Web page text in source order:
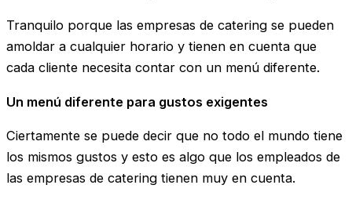
Tranquilo porque las empresas de catering se pueden
amoldar a cualquier horario y tienen en cuenta que
cada cliente necesita contar con un menú diferente.
Un menú diferente para gustos exigentes
Ciertamente se puede decir que no todo el mundo tiene
los mismos gustos y esto es algo que los empleados de
las empresas de catering tienen muy en cuenta.